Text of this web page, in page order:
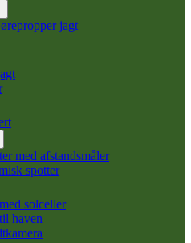
jagt
med afstandsmåler
spotter
solceller
haven